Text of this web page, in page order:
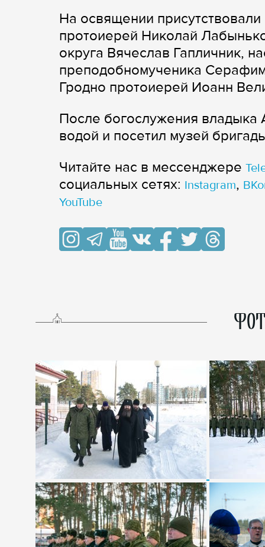
На освящении
протоиерей Николай
округа​ Вячеслав Гапличник,
преподобномученика
Гродно протоиерей Иоанн
После богослужения владыка
водой и посетил музей
Читайте нас в мессенджере
cоциальных сетях: Instagram,
YouTube